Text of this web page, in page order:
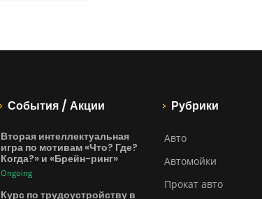
События / Акции
Вторая интеллектуальная
игра по мотивам «Что? Где?
Когда?» и «Брейн-ринг»
Ongoing
Курс по трудоустройству в
Рубрики
Авто
Автомойки
Прокат авто